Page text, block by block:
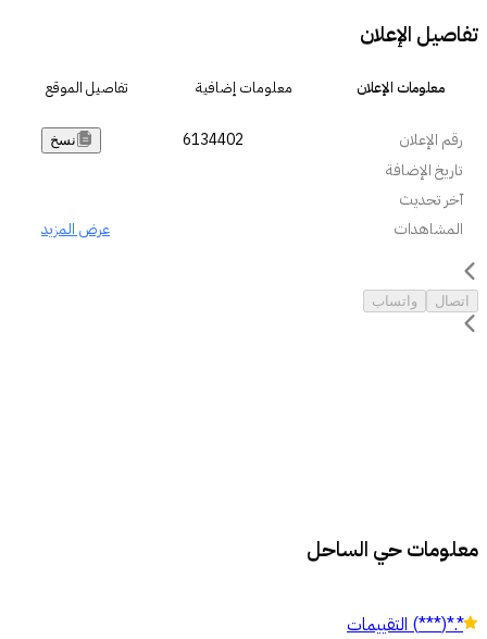
تفاصيل الإعلان
معلومات الإعلان معلومات إضافية تفاصيل الموقع
رقم الإعلان 6134402 نسخ
تاريخ الإضافة
آخر تحديث
المشاهدات
عرض المزيد
اتصال واتساب
معلومات حي الساحل
*.*
(
***
) التقييمات